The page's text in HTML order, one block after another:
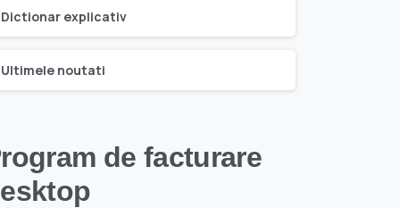
Dictionar explicativ
Ultimele noutati
de facturare